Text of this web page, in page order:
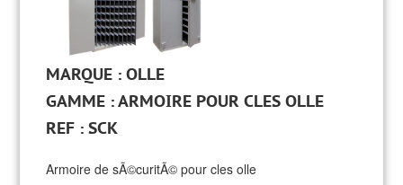
MARQUE : OLLE
GAMME : ARMOIRE POUR CLES OLLE
REF : SCK
Armoire de sÃ©curitÃ© pour cles olle